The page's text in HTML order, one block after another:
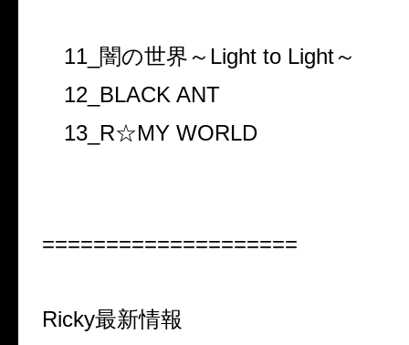
11_闇の世界～Light to Light～
12_BLACK ANT
13_R☆MY WORLD
====================
Ricky最新情報